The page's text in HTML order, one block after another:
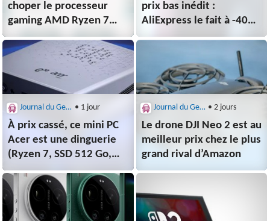
choper le processeur
gaming AMD Ryzen 7
7800X3D à -50%
prix bas inédit :
AliExpress le fait à -40%
ce vendredi ⚡️
Journal du Geek : Bons Plans • 1 jour
À prix cassé, ce mini PC
Acer est une dinguerie
(Ryzen 7, SSD 512 Go,
RAM 16 Go)
Journal du Geek : Bons Plans • 2 jours
Le drone DJI Neo 2 est au
meilleur prix chez le plus
grand rival d’Amazon